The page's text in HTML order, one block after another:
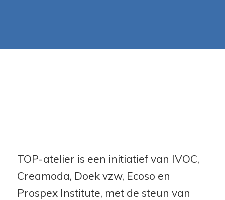
TOP-atelier is een initiatief van IVOC,
Creamoda, Doek vzw, Ecoso en
Prospex Institute, met de steun van